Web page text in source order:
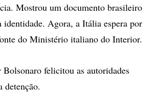
Mostrou um documento brasileiro
identidade. Agora, a Itália espera por
do Ministério italiano do Interior.
Bolsonaro felicitou as autoridades
detenção.